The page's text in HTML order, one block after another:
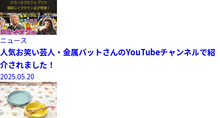
ニュース
人気お笑い芸人・金属バットさんのYouTubeチャンネルで紹
介されました！
2025.05.20